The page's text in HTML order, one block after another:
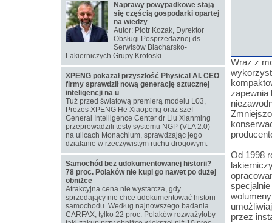
Wraz z
zapewnia
Od 1998
przez
Naprawy powypadkowe stają
się częścią gospodarki opartej
na wiedzy
Autor: Piotr Kozak, Dyrektor
Obsługi Posprzedażnej ds.
Serwisów Blacharsko-
Lakierniczych Grupy Krotoski
XPENG pokazał przyszłość Physical AI. CEO
firmy sprawdził nową generację sztucznej
inteligencji na u
Tuż przed światową premierą modelu L03,
Prezes XPENG He Xiaopeng oraz szef
General Intelligence Center dr Liu Xianming
przeprowadzili testy systemu NGP (VLA 2.0)
na ulicach Monachium, sprawdzając jego
działanie w rzeczywistym ruchu drogowym.
Samochód bez udokumentowanej historii?
78 proc. Polaków nie kupi go nawet po dużej
obniżce
Atrakcyjna cena nie wystarcza, gdy
sprzedający nie chce udokumentować historii
samochodu. Według najnowszego badania
CARFAX, tylko 22 proc. Polaków rozważyłoby